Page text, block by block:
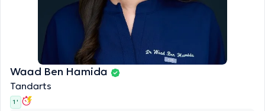
Waad Ben Hamida
Tandarts
1 '